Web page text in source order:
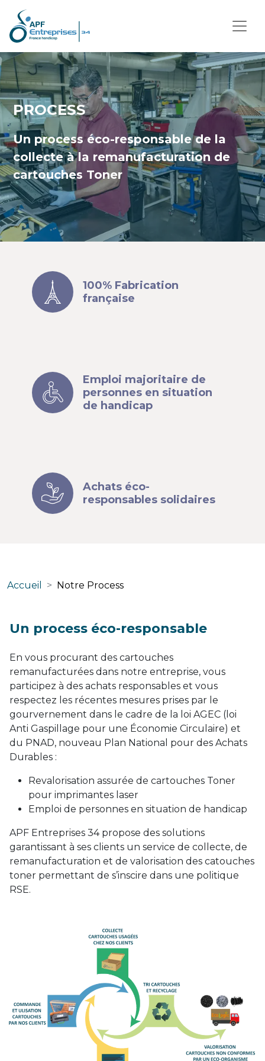
PROCESS
Un process éco-responsable de la
collecte à la remanufacturation de
cartouches Toner
100% Fabrication
française
Emploi majoritaire de
personnes en situation
de handicap
Achats éco-
responsables solidaires
Accueil Notre Process
Un process éco-responsable
En vous procurant des cartouches
remanufacturées dans notre entreprise, vous
participez à des achats responsables et vous
respectez les récentes mesures prises par le
gourvernement dans le cadre de la loi AGEC (loi
Anti Gaspillage pour une Économie Circulaire) et
du PNAD, nouveau Plan National pour des Achats
Durables :
Revalorisation assurée de cartouches Toner
pour imprimantes laser
Emploi de personnes en situation de handicap
APF Entreprises 34 propose des solutions
garantissant à ses clients un service de collecte, de
remanufacturation et de valorisation des catouches
toner permettant de s’inscire dans une politique
RSE.